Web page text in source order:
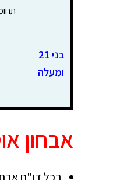
בני 21
ומעלה
אבחון